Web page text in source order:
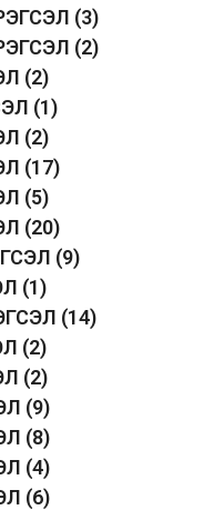
(3)
(2)
(2)
(1)
(2)
(17)
(5)
(20)
(9)
(1)
(14)
(2)
(2)
(9)
(8)
(4)
(6)